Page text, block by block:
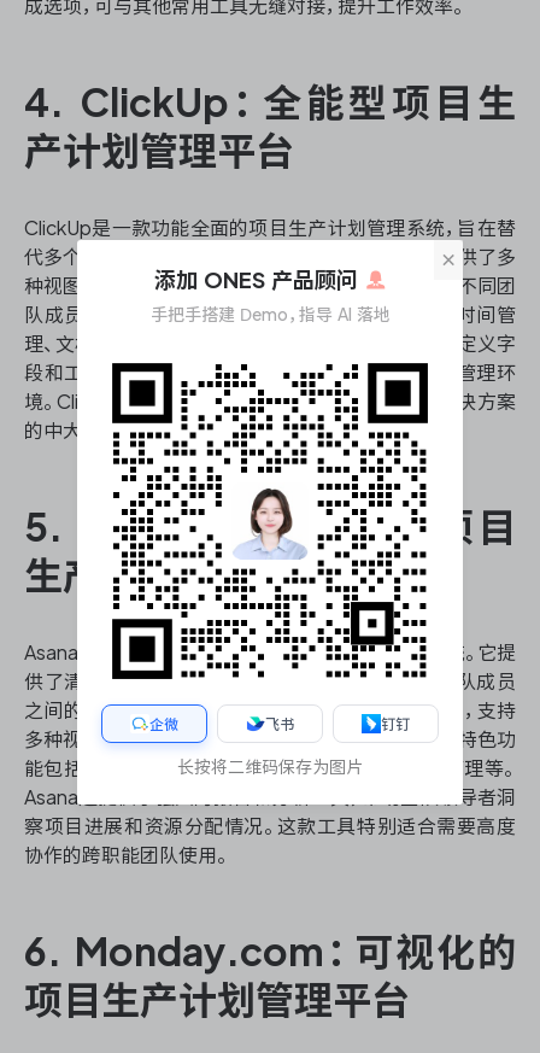
成选项，可与其他常用工具无缝对接，提升工作效率。
4. ClickUp：全能型项目生
产计划管理平台
ClickUp是一款功能全面的项目生产计划管理系统，旨在替
代多个分散的工具，实现工作流程的统一管理。它提供了多
种视图选项，包括列表、看板、甘特图、日历等，满足不同团
队成员的偏好。ClickUp的特色功能包括目标跟踪、时间管
理、文档协作和自动化工作流程等。该平台还支持自定义字
段和工作空间，使团队能够根据特定需求定制项目管理环
境。ClickUp适合需要灵活且功能丰富的项目管理解决方案
的中大型团队。
5. Asana：协作导向的项目
生产计划管理工具
Asana是一款注重团队协作的项目生产计划管理系统。它提
供了清晰的任务分配和进度跟踪功能，同时强调团队成员
之间的沟通和信息共享。Asana的界面设计简洁直观，支持
多种视图模式，包括列表、看板、日历和时间线等。其特色功
能包括任务依赖关系设置、里程碑跟踪、工作负载管理等。
Asana还提供了强大的报告和分析工具，帮助团队领导者洞
察项目进展和资源分配情况。这款工具特别适合需要高度
协作的跨职能团队使用。
6. Monday.com：可视化的
项目生产计划管理平台
×
添加 ONES 产品顾问
手把手搭建 Demo，指导 AI 落地
企微 飞书 钉钉
长按将二维码保存为图片